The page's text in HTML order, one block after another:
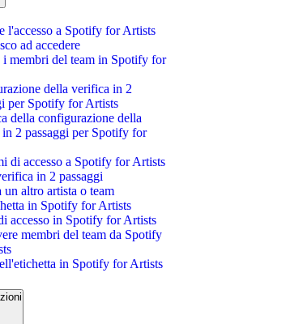
l'accesso a Spotify for Artists
ad accedere
i membri del team in Spotify for
della verifica in 2
per Spotify for Artists
della configurazione della
2 passaggi per Spotify for
di accesso a Spotify for Artists
in 2 passaggi
un altro artista o team
in Spotify for Artists
accesso in Spotify for Artists
membri del team da Spotify
in Spotify for Artists